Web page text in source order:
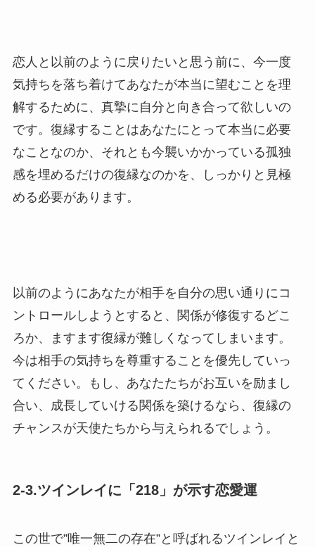
恋人と以前のように戻りたいと思う前に、今一度
気持ちを落ち着けてあなたが本当に望むことを理
解するために、真摯に自分と向き合って欲しいの
です。復縁することはあなたにとって本当に必要
なことなのか、それとも今襲いかかっている孤独
感を埋めるだけの復縁なのかを、しっかりと見極
める必要があります。
以前のようにあなたが相手を自分の思い通りにコ
ントロールしようとすると、関係が修復するどこ
ろか、ますます復縁が難しくなってしまいます。
今は相手の気持ちを尊重することを優先していっ
てください。もし、あなたたちがお互いを励まし
合い、成長していける関係を築けるなら、復縁の
チャンスが天使たちから与えられるでしょう。
2-3.ツインレイに「218」が示す恋愛運
この世で”唯一無二の存在”と呼ばれるツインレイと